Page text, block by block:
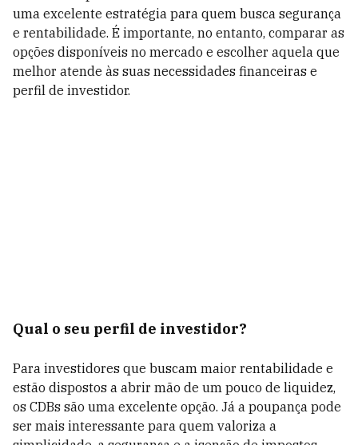
uma excelente estratégia para quem busca segurança
e rentabilidade. É importante, no entanto, comparar as
opções disponíveis no mercado e escolher aquela que
melhor atende às suas necessidades financeiras e
perfil de investidor.
Qual o seu perfil de investidor?
Para investidores que buscam maior rentabilidade e
estão dispostos a abrir mão de um pouco de liquidez,
os CDBs são uma excelente opção. Já a poupança pode
ser mais interessante para quem valoriza a